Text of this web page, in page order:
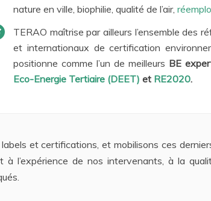
nature en ville, biophilie, qualité de l’air,
TERAO maîtrise par ailleurs l’ensemble des
et internationaux de certification
positionne comme l’un de meilleurs BE
Eco-Energie Tertiaire (DEET) et RE2020.
et certifications, et mobilisons ces
l’expérience de nos intervenants, à la